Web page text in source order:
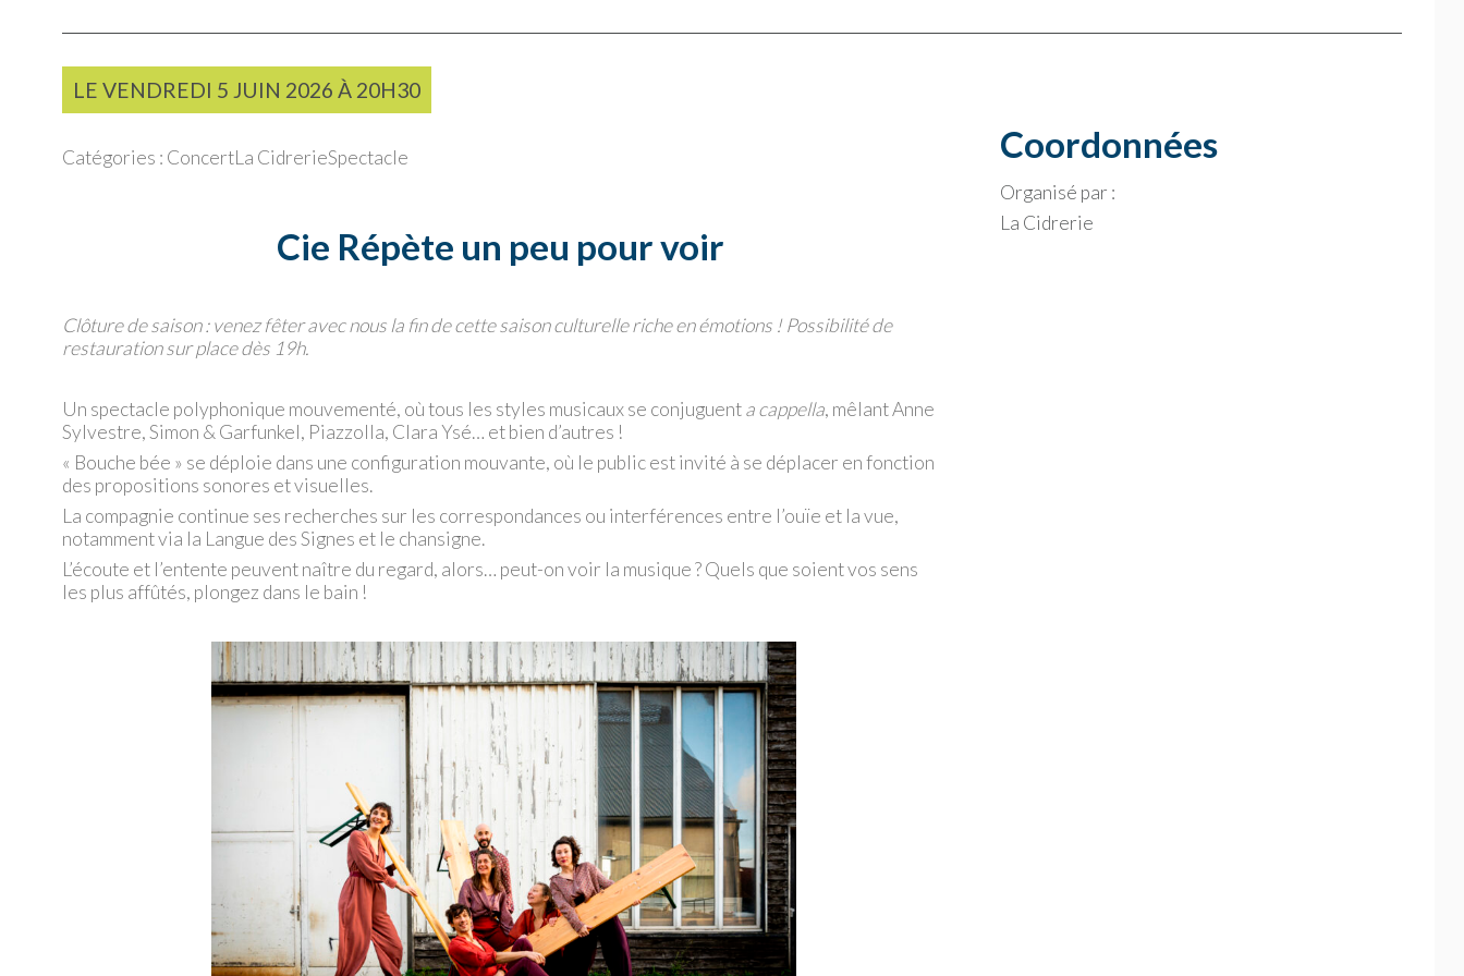
LE VENDREDI 5 JUIN 2026 À 20H30
Catégories : ConcertLa CidrerieSpectacle
Cie Répète un peu pour voir
Clôture de saison : venez fêter avec nous la fin de cette saison culturelle riche en émotions ! Possibilité de
restauration sur place dès 19h.
Un spectacle polyphonique mouvementé, où tous les styles musicaux se conjuguenta cappella, mêlant Anne
Sylvestre, Simon & Garfunkel, Piazzolla, Clara Ysé… et bien d’autres !
« Bouche bée » se déploie dans une configuration mouvante, où le public est invité à se déplacer en fonction
des propositions sonores et visuelles.
La compagnie continue ses recherches sur les correspondances ou interférences entre l’ouïe et la vue,
notamment via la Langue des Signes et le chansigne.
L’écoute et l’entente peuvent naître du regard, alors… peut-on voir la musique ? Quels que soient vos sens
les plus affûtés, plongez dans le bain !
Coordonnées
Organisé par :
La Cidrerie